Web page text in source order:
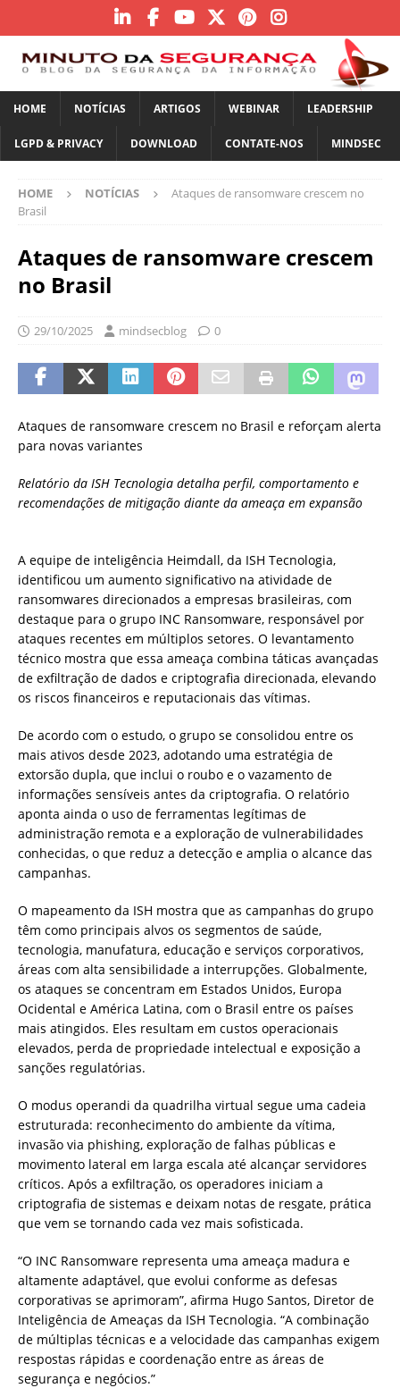
HOME NOTÍCIAS ARTIGOS WEBINAR LEADERSHIP
LGPD & PRIVACY DOWNLOAD CONTATE-NOS MINDSEC
HOME NOTÍCIAS
Ataques de ransomware crescem no
Brasil
Ataques de ransomware crescem
no Brasil
29/10/2025 mindsecblog 0
Ataques de ransomware crescem no Brasil e reforçam alerta
para novas variantes
Relatório da ISH Tecnologia detalha perfil, comportamento e
recomendações de mitigação diante da ameaça em expansão
A equipe de inteligência Heimdall, da ISH Tecnologia,
identificou um aumento significativo na atividade de
ransomwares direcionados a empresas brasileiras, com
destaque para o grupo INC Ransomware, responsável por
ataques recentes em múltiplos setores. O levantamento
técnico mostra que essa ameaça combina táticas avançadas
de exfiltração de dados e criptografia direcionada, elevando
os riscos financeiros e reputacionais das vítimas.
De acordo com o estudo, o grupo se consolidou entre os
mais ativos desde 2023, adotando uma estratégia de
extorsão dupla, que inclui o roubo e o vazamento de
informações sensíveis antes da criptografia. O relatório
aponta ainda o uso de ferramentas legítimas de
administração remota e a exploração de vulnerabilidades
conhecidas, o que reduz a detecção e amplia o alcance das
campanhas.
O mapeamento da ISH mostra que as campanhas do grupo
têm como principais alvos os segmentos de saúde,
tecnologia, manufatura, educação e serviços corporativos,
áreas com alta sensibilidade a interrupções. Globalmente,
os ataques se concentram em Estados Unidos, Europa
Ocidental e América Latina, com o Brasil entre os países
mais atingidos. Eles resultam em custos operacionais
elevados, perda de propriedade intelectual e exposição a
sanções regulatórias.
O modus operandi da quadrilha virtual segue uma cadeia
estruturada: reconhecimento do ambiente da vítima,
invasão via phishing, exploração de falhas públicas e
movimento lateral em larga escala até alcançar servidores
críticos. Após a exfiltração, os operadores iniciam a
criptografia de sistemas e deixam notas de resgate, prática
que vem se tornando cada vez mais sofisticada.
“O INC Ransomware representa uma ameaça madura e
altamente adaptável, que evolui conforme as defesas
corporativas se aprimoram”, afirma Hugo Santos, Diretor de
Inteligência de Ameaças da ISH Tecnologia. “A combinação
de múltiplas técnicas e a velocidade das campanhas exigem
respostas rápidas e coordenação entre as áreas de
segurança e negócios.”